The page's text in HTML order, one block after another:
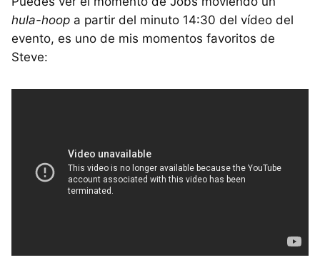
hula-hoop a partir del minuto 14:30 del vídeo del
evento, es uno de mis momentos favoritos de
Steve: